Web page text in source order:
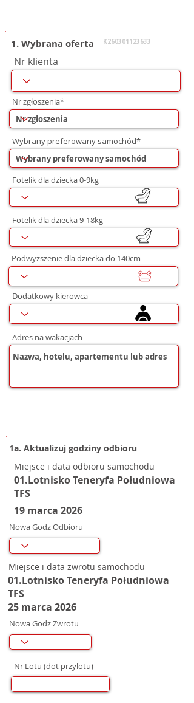
1. Wybrana oferta K260301123633
Nr klienta
Nr zgłoszenia*
Wybrany preferowany samochód*
Fotelik dla dziecka 0-9kg
Fotelik dla dziecka 9-18kg
Podwyższenie dla dziecka do 140cm
Dodatkowy kierowca
Adres na wakacjach
1a. Aktualizuj godziny odbioru
Miejsce i data odbioru samochodu
01.Lotnisko Teneryfa Południowa
TFS
19 marca 2026
Nowa Godz Odbioru
Miejsce i data zwrotu samochodu
01.Lotnisko Teneryfa Południowa
TFS
25 marca 2026
Nowa Godz Zwrotu
Nr Lotu (dot przylotu)